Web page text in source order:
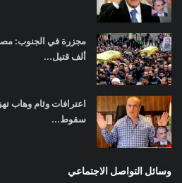
ألف قتيل...
اعترافات وئام وهاب
سقوط...
وسائل التواصل الاجتماعي